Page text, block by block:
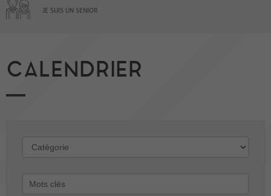
JE SUIS UN SENIOR
CALENDRIER